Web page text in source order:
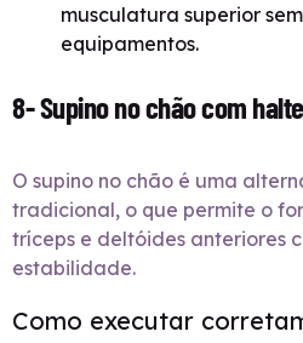
musculatura superior
equipamentos.
8- Supino no chão com
O supino no chão é uma
tradicional, o que permite o
tríceps e deltóides anteriores
estabilidade.
Como executar